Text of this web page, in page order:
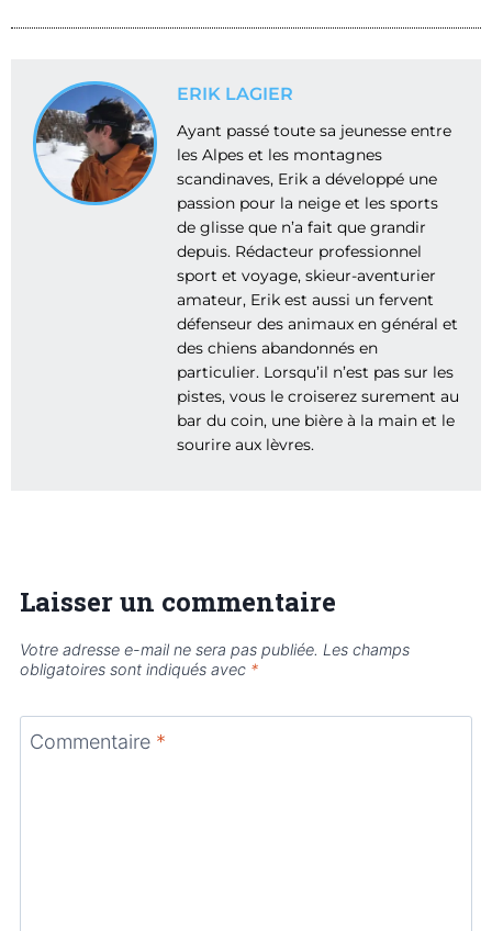
ERIK LAGIER
Ayant passé toute sa jeunesse entre
les Alpes et les montagnes
scandinaves, Erik a développé une
passion pour la neige et les sports
de glisse que n’a fait que grandir
depuis. Rédacteur professionnel
sport et voyage, skieur-aventurier
amateur, Erik est aussi un fervent
défenseur des animaux en général et
des chiens abandonnés en
particulier. Lorsqu’il n’est pas sur les
pistes, vous le croiserez surement au
bar du coin, une bière à la main et le
sourire aux lèvres.
Laisser un commentaire
Votre adresse e-mail ne sera pas publiée. Les champs
obligatoires sont indiqués avec *
Commentaire *